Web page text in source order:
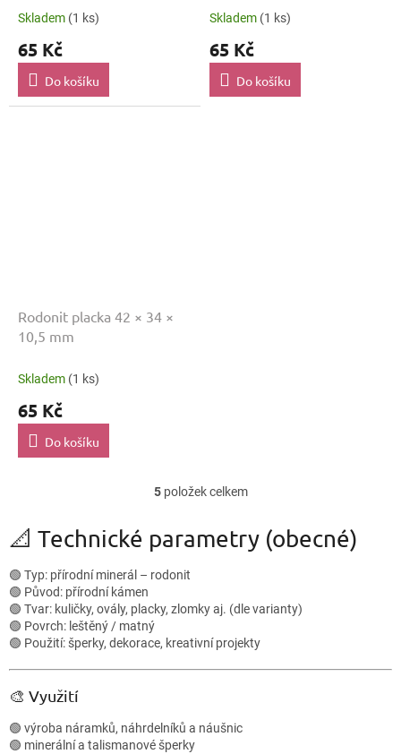
Skladem (1 ks)
65 Kč
Do košíku
Skladem (1 ks)
65 Kč
Do košíku
Rodonit placka 42 × 34 ×
10,5 mm
Skladem (1 ks)
65 Kč
Do košíku
O
l
á
c
í
r
v
ý
5položek celkem
📐 Technické parametry (obecné)
🟢 Typ: přírodní minerál – rodonit
🟢 Původ: přírodní kámen
🟢 Tvar: kuličky, ovály, placky, zlomky aj. (dle varianty)
🟢 Povrch: leštěný / matný
🟢 Použití: šperky, dekorace, kreativní projekty
🎨 Využití
🟢 výroba náramků, náhrdelníků a náušnic
🟢 minerální a talismanové šperky